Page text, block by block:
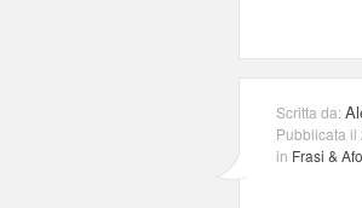
Scritta da:
Pubblicata il
in Frasi &